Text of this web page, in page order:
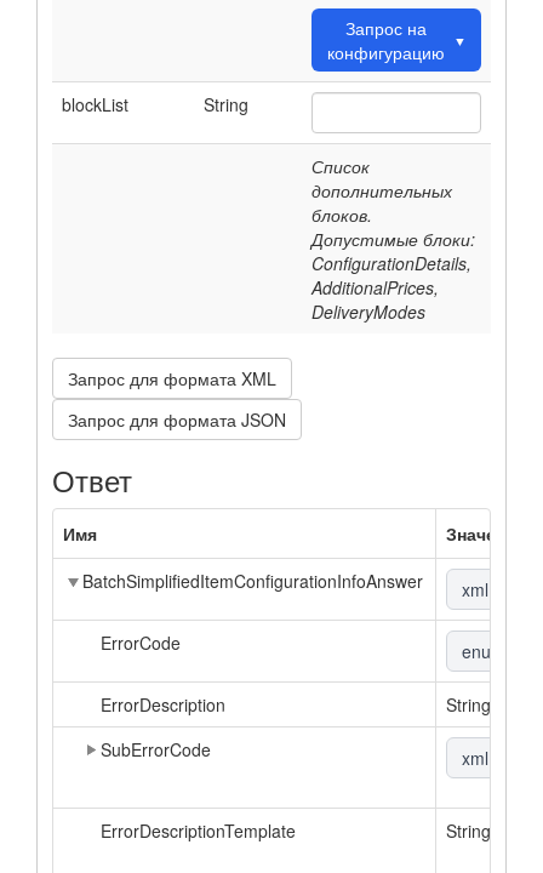
Запрос на
конфигурацию
▼
blockList String
Список
дополнительных
блоков.
Допустимые блоки:
ConfigurationDetails,
AdditionalPrices,
DeliveryModes
Запрос для формата XML
Запрос для формата JSON
Ответ
Имя
Значение
BatchSimplifiedItemConfigurationInfoAnswer
xml
ErrorCode enum
ErrorDescription
String
SubErrorCode
xml
ErrorDescriptionTemplate String